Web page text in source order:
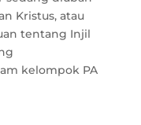
Kristus, atau
tentang Injil
kelompok PA